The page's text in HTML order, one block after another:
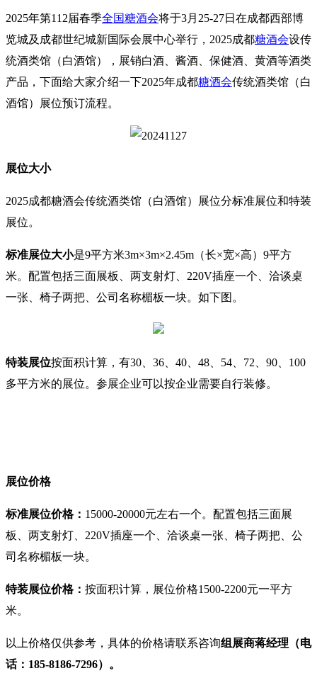
2025年第112届春季全国糖酒会将于3月25-27日在成都西部博
览城及成都世纪城新国际会展中心举行， 2025成都糖酒会设传
统酒类馆（白酒馆），展销白酒、酱酒、保健酒、黄酒等酒类
产品，下面给大家介绍一下2025年成都糖酒会传统酒类馆（白
酒馆）
展位预订流程。
展位大小
2025成都糖酒会传统酒类馆（白酒馆）
展位分标准展位和特装
展位。
标准展位大小是9平方米3m×3m×2.45m（长×宽×高）9平方
米。配置包括三面展板、两支射灯、220V插座一个、洽谈桌
一张、椅子两把、公司名称楣板一块。如下图。
特装展位按面积计算，有30、36、40、48、54 72 、90 、100
多平方米的展位。 参展企业可以按企业需要自行装修。
展位价格
标准展位价格： 15000-20000元左右一个。配置包括三面展
板、两支射灯、220V插座一个、洽谈桌一张、椅子两把、公
司名称楣板一块。
特装展位价格： 按面积计算 ，展位价格1500-2200元一平方
米。
以上价格仅供参考，具体的价格请联系咨询组展商蒋经理 （电
话： 185-8186-7296）。